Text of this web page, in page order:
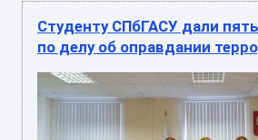
Студенту СПбГАСУ дали
по делу об оправдании